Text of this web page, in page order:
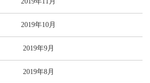
2019年10月
2019年9月
2019年8月